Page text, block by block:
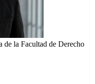
de la Facultad de Derecho